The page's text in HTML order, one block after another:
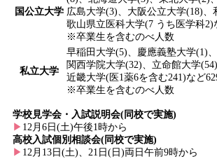
国公立大学 広島大学(3)、大阪公立大学(18)、
歌山県立医科大学(7 うち医学科2)
※卒業生を含むのべ人数
私立大学
早稲田大学(5)、慶應義塾大学(1)
関西学院大学(32)、立命館大学
近畿大学(医1薬6を含む241)など
※卒業生を含むのべ人数
学校見学会・入試説明会(同校で実施)
▶ 12月6日(土)午後1時から
高校入試個別相談会(同校で実施)
▶ 12月13日(土)、21日(日)両日午前9時から